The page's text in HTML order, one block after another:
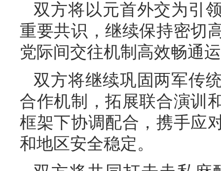
双方将以元首外交为引
重要共识，继续保持密切
党际间交往机制高效畅通
双方将继续巩固两军传
合作机制，拓展联合演训
框架下协调配合，携手应
和地区安全稳定。